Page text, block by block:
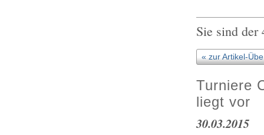
Sie sind der
« zur Artikel-
Turniere
liegt vor
30.03.2015